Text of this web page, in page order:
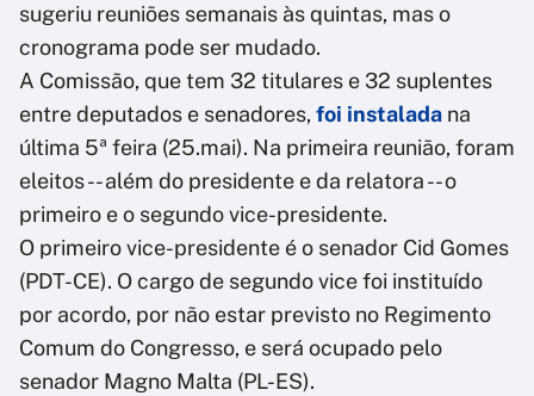
sugeriu reuniões semanais às quintas, mas o
cronograma pode ser mudado.
A Comissão, que tem 32 titulares e 32 suplentes
entre deputados e senadores, foi instalada na
última 5ª feira (25.mai). Na primeira reunião, foram
eleitos -- além do presidente e da relatora -- o
primeiro e o segundo vice-presidente.
O primeiro vice-presidente é o senador Cid Gomes
(PDT-CE). O cargo de segundo vice foi instituído
por acordo, por não estar previsto no Regimento
Comum do Congresso, e será ocupado pelo
senador Magno Malta (PL-ES).